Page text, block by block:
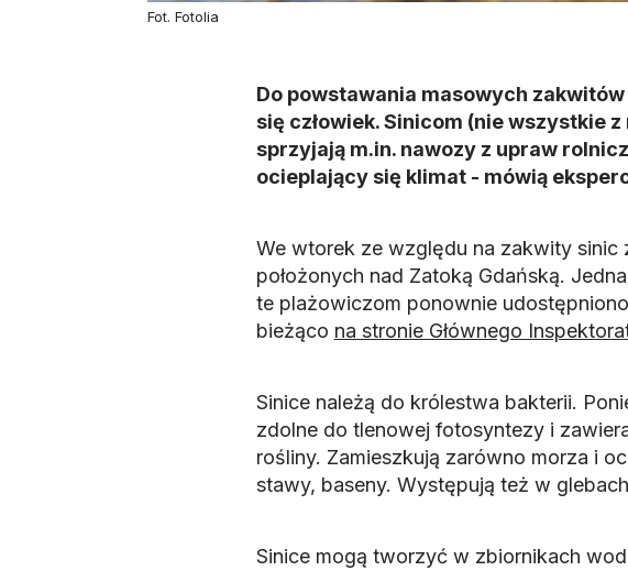
Fot. Fotolia
Do powstawania masowych
się człowiek. Sinicom (nie wszystkie
sprzyjają m.in. nawozy z upraw
ocieplający się klimat - mówią
We wtorek ze względu na zakwity sinic
położonych nad Zatoką Gdańską.
te plażowiczom ponownie
bieżąco na stronie Głównego
Sinice należą do królestwa bakterii.
zdolne do tlenowej fotosyntezy i
rośliny. Zamieszkują zarówno morza i
stawy, baseny. Występują też w
Sinice mogą tworzyć w zbiornikach